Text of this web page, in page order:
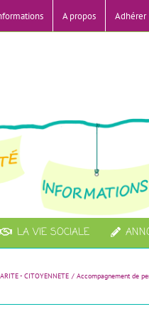
A propos Adhérer
LA VIE SOCIALE
- CITOYENNETE Accompagnement de